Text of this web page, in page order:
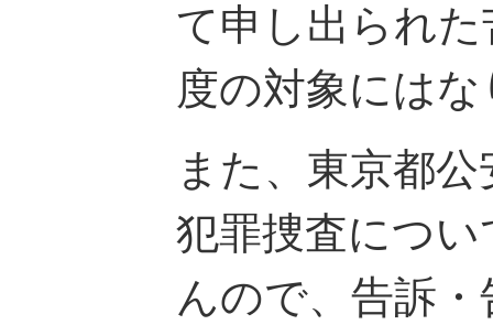
て申し出られ
度の対象には
また、東京都
犯罪捜査につ
んので、告訴